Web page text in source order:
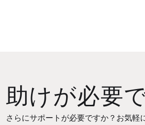
助けが必要
さらにサポートが必要ですか？お気軽